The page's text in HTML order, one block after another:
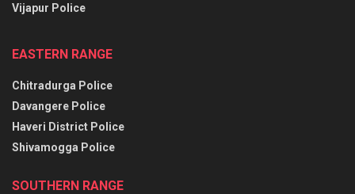
Vijapur Police
EASTERN RANGE
Chitradurga Police
Davangere Police
Haveri District Police
Shivamogga Police
SOUTHERN RANGE